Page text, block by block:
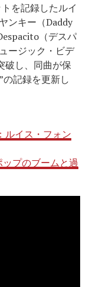
を記録したルイ
ンキー（Daddy
（デスパ
ージック・ビデ
破し、同曲が保
記録を更新し
ルイス・フォン
プのブームと過